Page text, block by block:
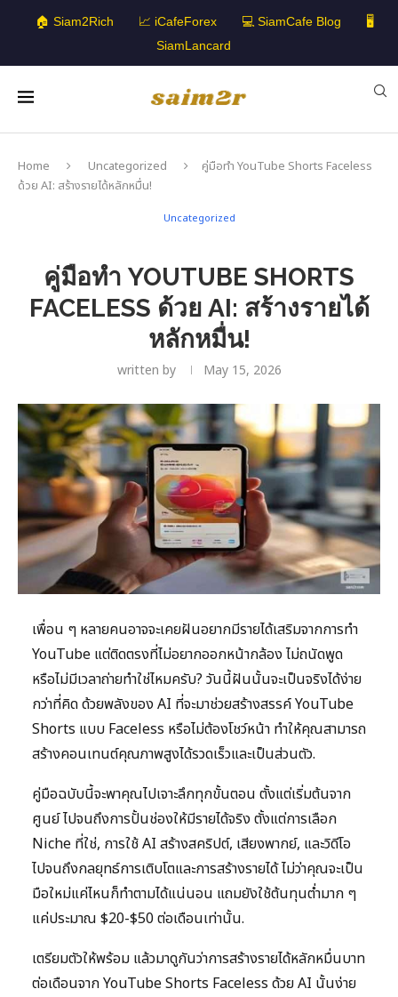
🏠 Siam2Rich 📈 iCafeForex 💻 SiamCafe Blog
🖥️
SiamLancard
Home Uncategorized
คู่มือทำ YouTube Shorts Faceless
ด้วย AI: สร้างรายได้หลักหมื่น!
Uncategorized
คู่มือทำ YOUTUBE SHORTS
FACELESS ด้วย AI: สร้างรายได้
หลักหมื่น!
written by May 15, 2026
เพื่อน ๆ หลายคนอาจจะเคยฝันอยากมีรายได้เสริมจากการทำ
YouTube แต่ติดตรงที่ไม่อยากออกหน้ากล้อง ไม่ถนัดพูด
หรือไม่มีเวลาถ่ายทำใช่ไหมครับ? วันนี้ฝันนั้นจะเป็นจริงได้ง่าย
กว่าที่คิด ด้วยพลังของ AI ที่จะมาช่วยสร้างสรรค์ YouTube
Shorts แบบ Faceless หรือไม่ต้องโชว์หน้า ทำให้คุณสามารถ
สร้างคอนเทนต์คุณภาพสูงได้รวดเร็วและเป็นส่วนตัว.
คู่มือฉบับนี้จะพาคุณไปเจาะลึกทุกขั้นตอน ตั้งแต่เริ่มต้นจาก
ศูนย์ ไปจนถึงการปั้นช่องให้มีรายได้จริง ตั้งแต่การเลือก
Niche ที่ใช่, การใช้ AI สร้างสคริปต์, เสียงพากย์, และวิดีโอ
ไปจนถึงกลยุทธ์การเติบโตและการสร้างรายได้ ไม่ว่าคุณจะเป็น
มือใหม่แค่ไหนก็ทำตามได้แน่นอน แถมยังใช้ต้นทุนต่ำมาก ๆ
แค่ประมาณ $20-$50 ต่อเดือนเท่านั้น.
เตรียมตัวให้พร้อม แล้วมาดูกันว่าการสร้างรายได้หลักหมื่นบาท
ต่อเดือนจาก YouTube Shorts Faceless ด้วย AI นั้นง่าย